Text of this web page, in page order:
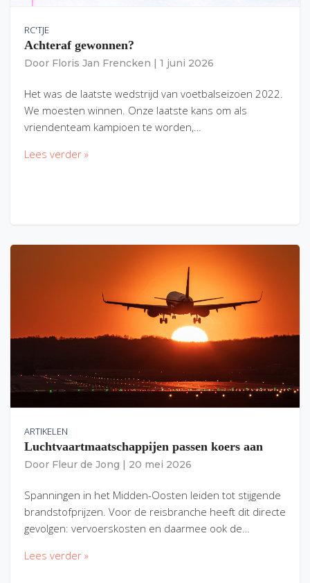
RC'TJE
Achteraf gewonnen?
Door Floris Jan Frencken 1 juni 2026
Het was de laatste wedstrijd van voetbalseizoen 2022.
We moesten winnen. Onze laatste kans om als
vriendenteam kampioen te worden,…
Lees verder »
ARTIKELEN
Luchtvaartmaatschappijen passen koers aan
Door Fleur de Jong 20 mei 2026
Spanningen in het Midden-Oosten leiden tot stijgende
brandstofprijzen. Voor de reisbranche heeft dit directe
gevolgen: vervoerskosten en daarmee ook de…
Lees verder »